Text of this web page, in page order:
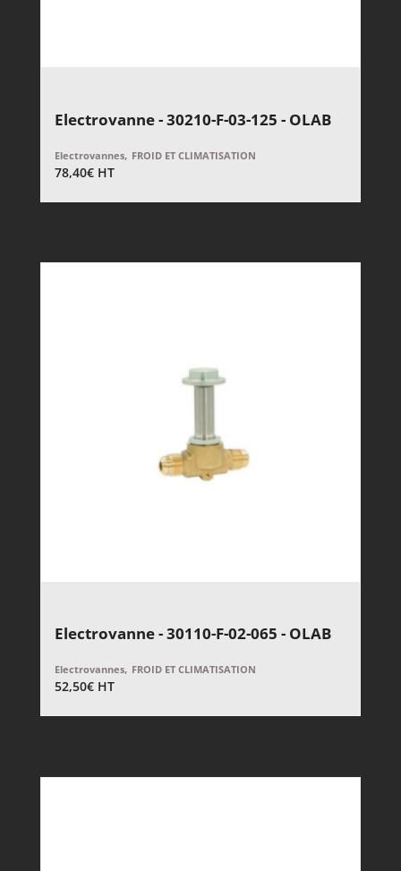
Electrovanne - 30210-F-03-125 - OLAB
Electrovannes, FROID ET CLIMATISATION
78,40€ HT
Electrovanne - 30110-F-02-065 - OLAB
Electrovannes, FROID ET CLIMATISATION
52,50€ HT